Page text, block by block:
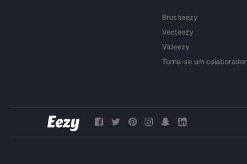
Brusheezy
Vecteezy
Videezy
Torne-se um colaborador